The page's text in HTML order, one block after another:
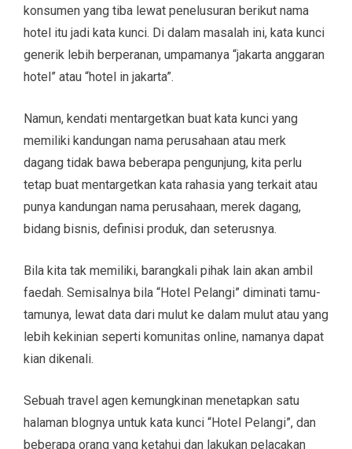
konsumen yang tiba lewat penelusuran berikut nama
hotel itu jadi kata kunci. Di dalam masalah ini, kata kunci
generik lebih berperanan, umpamanya “jakarta anggaran
hotel” atau “hotel in jakarta”.
Namun, kendati mentargetkan buat kata kunci yang
memiliki kandungan nama perusahaan atau merk
dagang tidak bawa beberapa pengunjung, kita perlu
tetap buat mentargetkan kata rahasia yang terkait atau
punya kandungan nama perusahaan, merek dagang,
bidang bisnis, definisi produk, dan seterusnya.
Bila kita tak memiliki, barangkali pihak lain akan ambil
faedah. Semisalnya bila “Hotel Pelangi” diminati tamu-
tamunya, lewat data dari mulut ke dalam mulut atau yang
lebih kekinian seperti komunitas online, namanya dapat
kian dikenali.
Sebuah travel agen kemungkinan menetapkan satu
halaman blognya untuk kata kunci “Hotel Pelangi”, dan
beberapa orang yang ketahui dan lakukan pelacakan